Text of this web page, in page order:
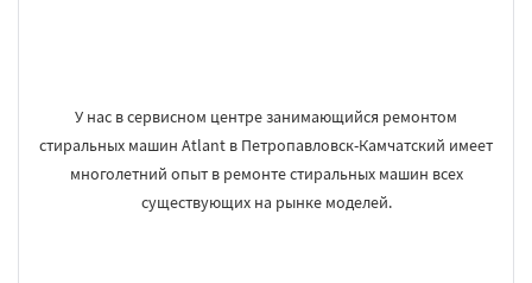
У нас в сервисном центре занимающийся ремонтом
стиральных машин Atlant в Петропавловск-Камчатский имеет
многолетний опыт в ремонте стиральных машин всех
существующих на рынке моделей.